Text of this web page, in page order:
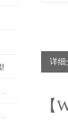
硫压力表工作原理及其构造
器的安装与使用过程是至关重要的
详细